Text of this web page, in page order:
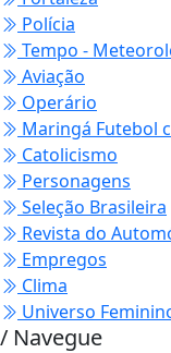
Polícia
Tempo -
Aviação
Operário
Maringá Futebol
Catolicismo
Personagens
Seleção Brasileira
Revista do
Empregos
Clima
Universo
/ Navegue